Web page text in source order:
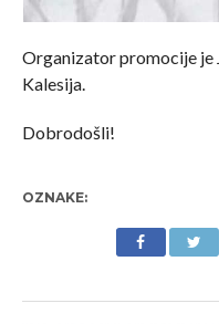
Organizator promocije je
Kalesija.
Dobrodošli!
OZNAKE: